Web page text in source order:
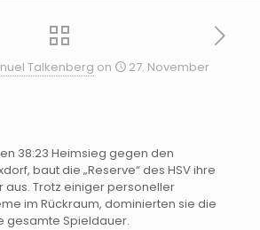
Talkenberg on
27. November
38:23 Heimsieg gegen den
baut die „Reserve“ des HSV ihre
aus. Trotz einiger personeller
im Rückraum, dominierten sie die
gesamte Spieldauer.